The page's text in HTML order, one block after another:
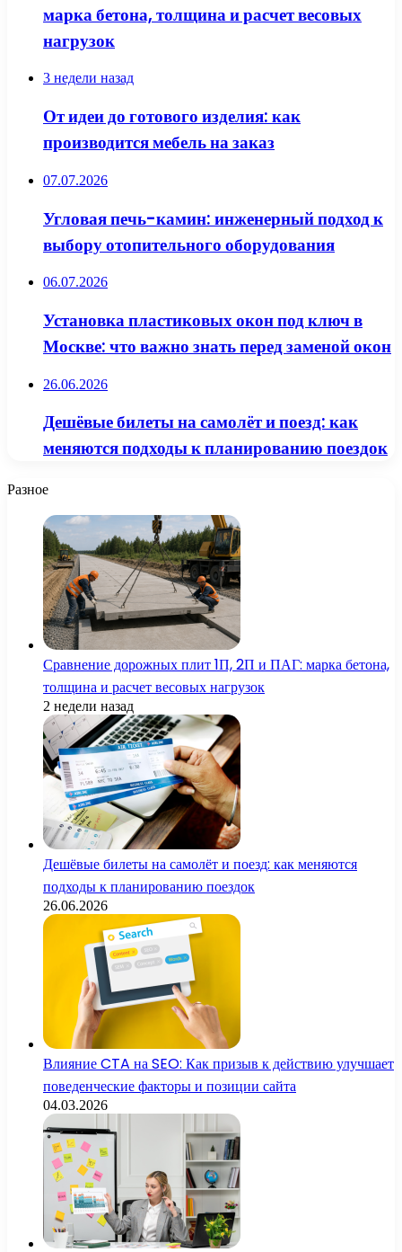
марка бетона, толщина и расчет весовых
нагрузок
3 недели назад
От идеи до готового изделия: как
производится мебель на заказ
07.07.2026
Угловая печь-камин: инженерный подход к
выбору отопительного оборудования
06.07.2026
Установка пластиковых окон под ключ в
Москве: что важно знать перед заменой окон
26.06.2026
Дешёвые билеты на самолёт и поезд: как
меняются подходы к планированию поездок
Разное
Сравнение дорожных плит 1П, 2П и ПАГ: марка бетона,
толщина и расчет весовых нагрузок
2 недели назад
Дешёвые билеты на самолёт и поезд: как меняются
подходы к планированию поездок
26.06.2026
Влияние CTA на SEO: Как призыв к действию улучшает
поведенческие факторы и позиции сайта
04.03.2026